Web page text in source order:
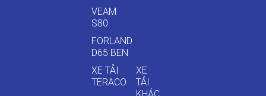
VEAM
S80
FORLAND
D65 BEN
XE TẢI
TERACO
XE
TẢI